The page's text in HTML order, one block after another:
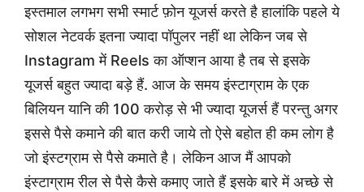
इस्तमाल लगभग सभी स्मार्ट फ़ोन यूजर्स करते है हालांकि पहले ये
सोशल नेटवर्क इतना ज्यादा पॉपुलर नहीं था लेकिन जब से
Instagram में Reels का ऑप्शन आया है तब से इसके
यूजर्स बहुत ज्यादा बड़े हैं. आज के समय इंस्टाग्राम के एक
बिलियन यानि की 100 करोड़ से भी ज्यादा यूजर्स हैं परन्तु अगर
इससे पैसे कमाने की बात करी जाये तो ऐसे बहोत ही कम लोग है
जो इंस्टग्राम से पैसे कमाते है। लेकिन आज मैं आपको
इंस्टाग्राम रील से पैसे कैसे कमाए जाते हैं इसके बारे में अच्छे से